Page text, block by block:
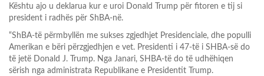
Kështu ajo u deklarua kur e uroi Donald Trump për fitoren e tij si
president i radhës për ShBA-në.
“ShBA-të përmbyllën me sukses zgjedhjet Presidenciale, dhe populli
Amerikan e bëri përzgjedhjen e vet. Presidenti i 47-të i SHBA-së do
të jetë Donald J. Trump. Nga Janari, SHBA-të do të udhëhiqen
sërish nga administrata Republikane e Presidentit Trump.